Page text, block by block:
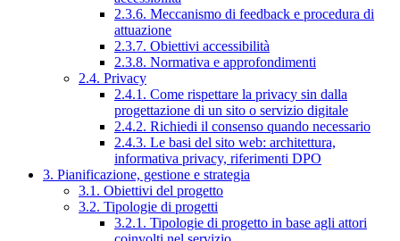
2.3.6. Meccanismo di feedback e procedura di
attuazione
2.3.7. Obiettivi accessibilità
2.3.8. Normativa e approfondimenti
2.4. Privacy
2.4.1. Come rispettare la privacy sin dalla
progettazione di un sito o servizio digitale
2.4.2. Richiedi il consenso quando necessario
2.4.3. Le basi del sito web: architettura,
informativa privacy, riferimenti DPO
3. Pianificazione, gestione e strategia
3.1. Obiettivi del progetto
3.2. Tipologie di progetti
3.2.1. Tipologie di progetto in base agli attori